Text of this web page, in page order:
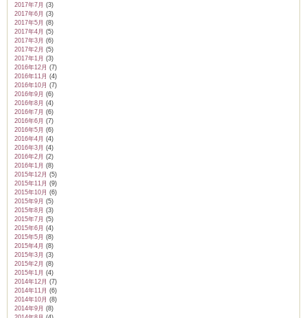
2017年7月 (3)
2017年6月 (3)
2017年5月 (8)
2017年4月 (5)
2017年3月 (6)
2017年2月 (5)
2017年1月 (3)
2016年12月 (7)
2016年11月 (4)
2016年10月 (7)
2016年9月 (6)
2016年8月 (4)
2016年7月 (6)
2016年6月 (7)
2016年5月 (6)
2016年4月 (4)
2016年3月 (4)
2016年2月 (2)
2016年1月 (8)
2015年12月 (5)
2015年11月 (9)
2015年10月 (6)
2015年9月 (5)
2015年8月 (3)
2015年7月 (5)
2015年6月 (4)
2015年5月 (8)
2015年4月 (8)
2015年3月 (3)
2015年2月 (8)
2015年1月 (4)
2014年12月 (7)
2014年11月 (6)
2014年10月 (8)
2014年9月 (8)